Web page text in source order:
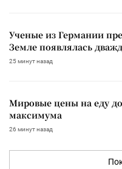
Ученые из Германии
Земле появлялась
25 минут назад
Мировые цены на еду
максимума
26 минут назад